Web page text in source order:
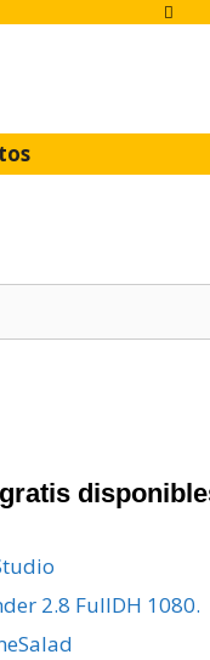
2.8 FullDH 1080.